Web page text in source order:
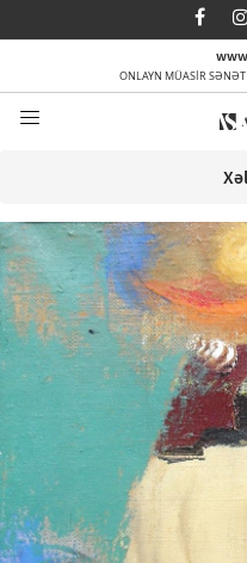
ONLAYN MÜASİR SƏNƏT
AZ EN RU
Kateqoriyalar
Sifarişlə
Media